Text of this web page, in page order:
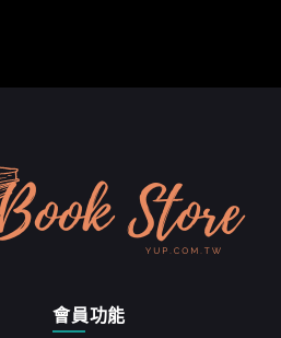
會員功能